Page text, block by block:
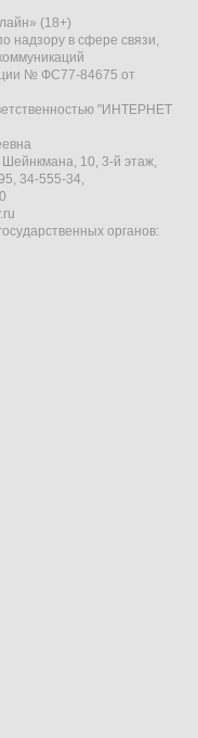
(18+)
надзору в сфере связи,
№ ФС77-84675 от
"ИНТЕРНЕТ
Шейнкмана, 10, 3-й этаж,
34-555-34,
органов: